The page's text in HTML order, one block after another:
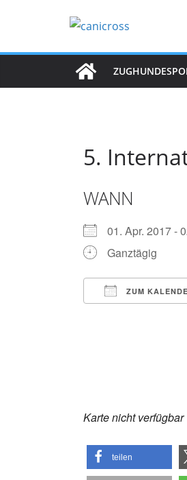
5.
WANN
01. Apr. 2017 -
Ganztägig
ZUM
Karte nicht verfügbar
teilen